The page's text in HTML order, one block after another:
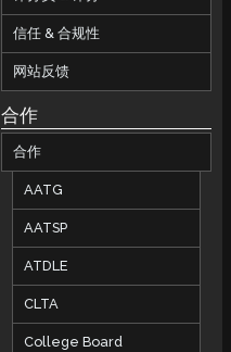
信任 & 合规性
网站反馈
合作
合作
AATG
AATSP
ATDLE
CLTA
College Board